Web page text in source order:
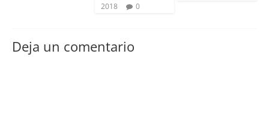
2018
0
Deja un comentario